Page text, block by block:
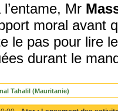
Mr
moral avant
le pas pour lire
durant le
Tahalil (Mauritanie)